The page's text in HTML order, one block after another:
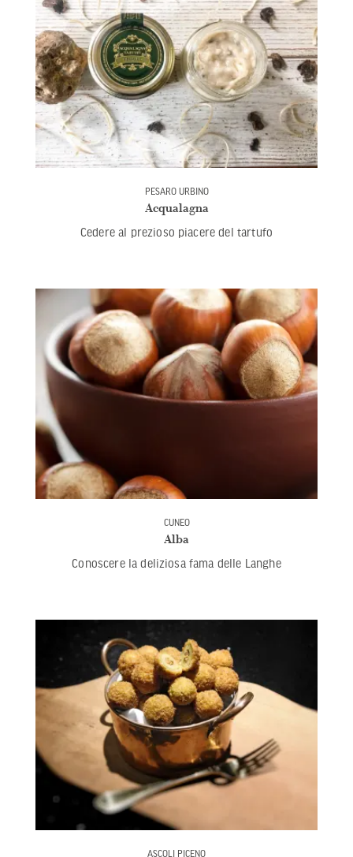
PESARO URBINO
Acqualagna
Cedere al prezioso piacere del tartufo
CUNEO
Alba
Conoscere la deliziosa fama delle Langhe
ASCOLI PICENO